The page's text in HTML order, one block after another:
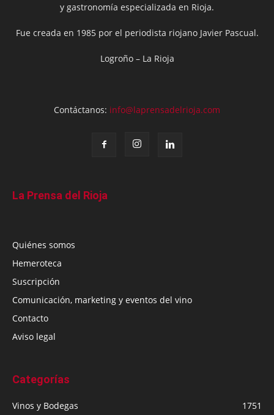
y gastronomía especializada en Rioja.
Fue creada en 1985 por el periodista riojano Javier Pascual.
Logroño – La Rioja
Contáctanos: info@laprensadelrioja.com
La Prensa del Rioja
Quiénes somos
Hemeroteca
Suscripción
Comunicación, marketing y eventos del vino
Contacto
Aviso legal
Categorías
Vinos y Bodegas 1751